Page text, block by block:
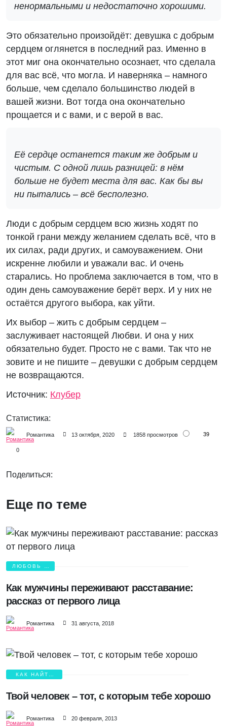
ненормальными и недостаточно хорошими.
Это обязательно произойдёт: девушка с добрым
сердцем оглянется в последний раз. Именно в
этот миг она окончательно осознает, что сделала
для вас всё, что могла. И наверняка – намного
больше, чем сделало большинство людей в
вашей жизни. Вот тогда она окончательно
прощается и с вами, и с верой в вас.
Её сердце останется таким же добрым и
чистым. С одной лишь разницей: в нём
больше не будет места для вас. Как бы вы
ни пытались – всё бесполезно.
Люди с добрым сердцем всю жизнь ходят по
тонкой грани между желанием сделать всё, что в
их силах, ради других, и самоуважением. Они
искренне любили и уважали вас. И очень
старались. Но проблема заключается в том, что в
один день самоуважение берёт верх. И у них не
остаётся другого выбора, как уйти.
Их выбор – жить с добрым сердцем –
заслуживает настоящей Любви. И она у них
обязательно будет. Просто не с вами. Так что не
зовите и не пишите – девушки с добрым сердцем
не возвращаются.
Источник: Клубер
Статистика:
Романтика 13 октября, 2020 1858 просмотров 39
0
Поделиться:
Еще по теме
ЛЮБОВЬ И
Как мужчины переживают расставание:
рассказ от первого лица
Романтика 31 августа, 2018
КАК НАЙТИ
Твой человек – тот, с которым тебе хорошо
Романтика 20 февраля, 2013